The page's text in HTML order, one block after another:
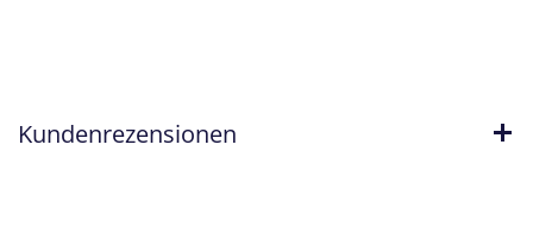
Kundenrezensionen